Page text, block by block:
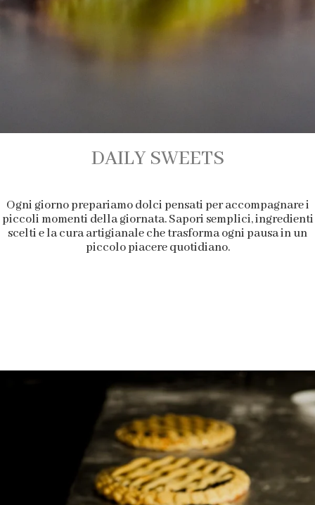
DAILY SWEETS
Ogni giorno prepariamo dolci pensati per accompagnare i
piccoli momenti della giornata. Sapori semplici, ingredienti
scelti e la cura artigianale che trasforma ogni pausa in un
piccolo piacere quotidiano.